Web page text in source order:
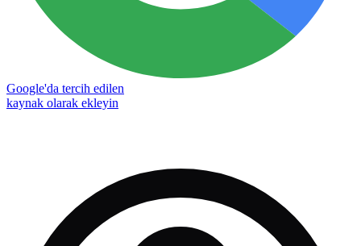
Google'da tercih edilen
kaynak olarak ekleyin